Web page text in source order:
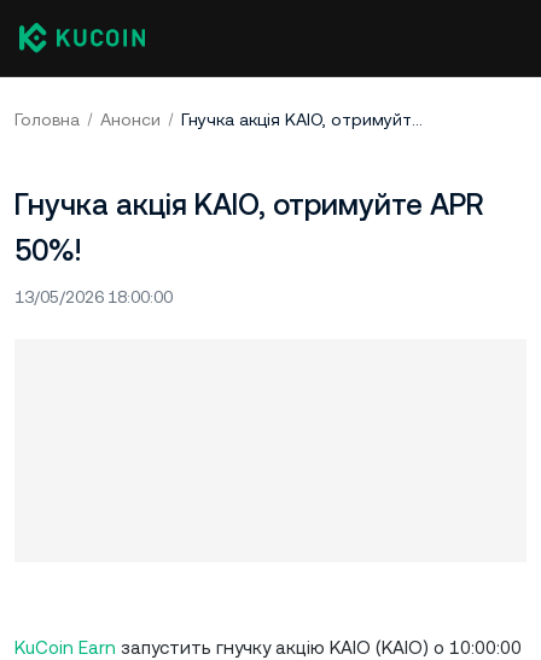
Головна Анонси Гнучка акція KAIO, отримуйте APR 50%!
Гнучка акція KAIO, отримуйте APR
50%!
13/05/2026 18:00:00
KuCoin Earn запустить гнучку акцію KAIO (KAIO) о 10:00:00